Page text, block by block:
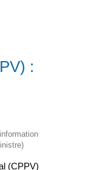
:
(CPPV)